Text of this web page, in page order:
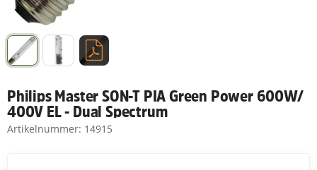
Philips Master SON-T PIA Green Power 600W/
400V EL - Dual Spectrum
Artikelnummer: 14915